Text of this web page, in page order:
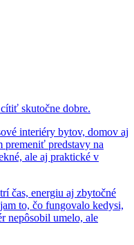
skutočne dobre.
interiéry bytov, domov aj
premeniť predstavy na
ale aj praktické v
čas, energiu aj zbytočné
to, čo fungovalo kedysi,
nepôsobil umelo, ale